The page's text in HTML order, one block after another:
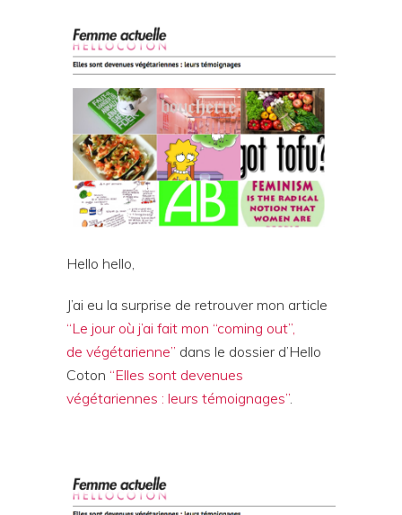
Hello hello,
J’ai eu la surprise de retrouver mon article
“Le jour où j’ai fait mon “coming out”,
de végétarienne” dans le dossier d’Hello
Coton “Elles sont devenues
végétariennes : leurs témoignages”.